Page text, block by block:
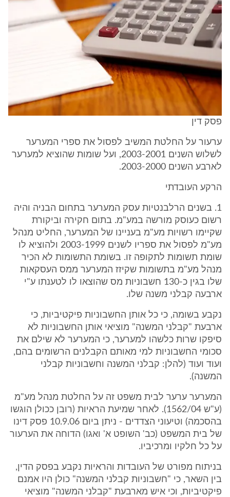
פסק דין
ערעור על החלטת המשיב לפסול את ספרי המערער
לשלוש השנים 2003-2001, ועל שומות שהוציא למערער
לארבע השנים 2003-2000.
הרקע העובדתי
1. בשנים הרלבנטיות עסק המערער בתחום הבניה והיה
רשום כעוסק מורשה במע"מ. בתום חקירה וביקורת
שקיימו רשויות מע"מ בעניינו של המערער, החליט מנהל
מע"מ לפסול את ספריו לשנים 2003-1999 ולהוציא לו
שומת תשומות לתקופה זו. בשומת התשומות לא הכיר
מנהל מע"מ בתשומות שקיזז המערער ממס העסקאות
שלו בגין כ-130 חשבוניות מס שהוצאו לו לטענתו ע"י
ארבעה קבלני משנה שלו.
נקבע בשומה, כי כל אותן החשבוניות פיקטיביות, כי
ארבעת "קבלני המשנה" מוציאי אותן החשבוניות לא
סיפקו שרות כלשהו למערער, כי המערער לא שילם את
סכומי החשבוניות למי מאותם הקבלנים הרשומים בהם,
ועוד ועוד (להלן: קבלני המשנה וחשבוניות קבלני
המשנה).
המערער ערער לבית משפט זה על החלטת מנהל מע"מ
(ע"ש 1562/04). לאחר שמיעת הראיות (רובן ככולן הוגשו
בהסכמה) וטיעוני הצדדים - ניתן ביום 10.9.06 פסק דינו
של בית המשפט (כב' השופט א' ואגו) הדוחה את הערעור
על כל חלקיו ומרכיביו.
בניתוח מפורט של העובדות והראיות נקבע בפסק הדין,
בין השאר, כי "חשבוניות קבלני המשנה" כולן היו אמנם
פיקטיביות, וכי איש מארבעת "קבלני המשנה" מוציאי